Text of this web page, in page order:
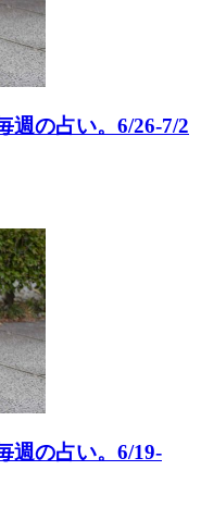
週の占い。6/26-7/2
週の占い。6/19-